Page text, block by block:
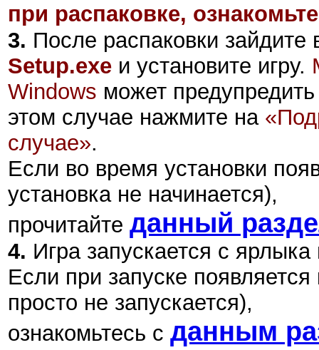
при распаковке,
3. После распаковки зайдите
Setup.exe и установите игру.
Windows может
этом случае нажмите на
случае».
Если во время установки
установка не начинается),
прочитайте данный
4. Игра запускается с
Если при запуске
просто не запускается),
ознакомьтесь с данным